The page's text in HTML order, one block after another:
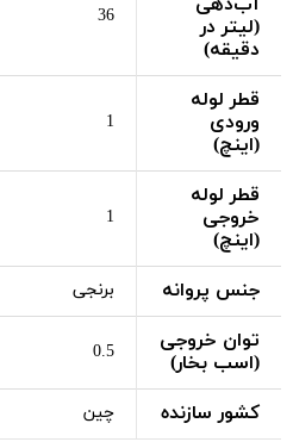
(لیتر در
دقیقه)
36
قطر لوله
ورودی
(اینچ)
1
قطر لوله
خروجی
(اینچ)
1
جنس پروانه برنجی
توان خروجی
(اسب بخار)
0.5
کشور سازنده چین